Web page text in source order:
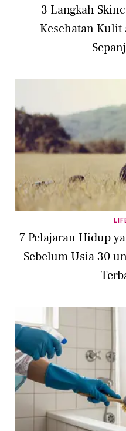
3 Langkah
Kesehatan Kulit
7 Pelajaran Hidup
Sebelum Usia 30